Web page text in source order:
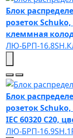
Блок
розеток
клеммная
ЛЮ-БРП-
Блок
розеток
IEC 60320 C20,
ЛЮ-БРП-